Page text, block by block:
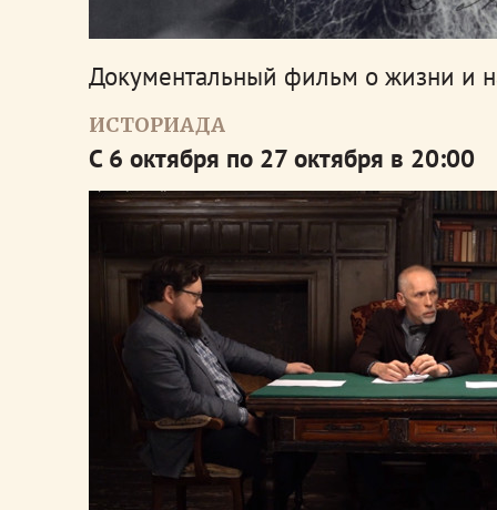
Документальный фильм о жизни и
ИСТОРИАДА
С 6 октября по 27 октября в 20:00